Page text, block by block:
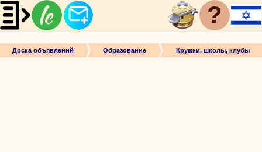
?
Доска объявлений Образование Кружки, школы, клубы